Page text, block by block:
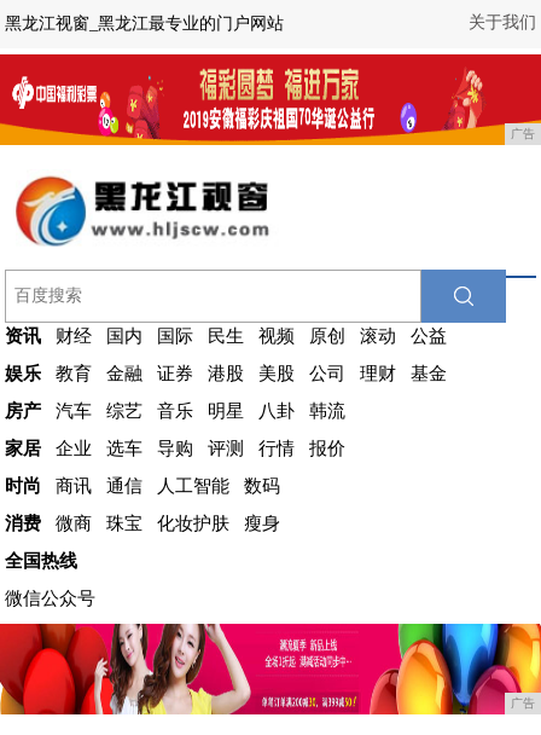
关于我们
黑龙江视窗_黑龙江最专业的门户网站
广告
资讯 财经 国内 国际 民生 视频 原创 滚动
公益
娱乐
教育 金融 证券 港股 美股 公司 理财
基金
房产
汽车 综艺 音乐 明星 八卦
韩流
家居
企业 选车 导购 评测 行情
报价
时尚
商讯 通信 人工智能
数码
消费
微商 珠宝 化妆护肤
瘦身
全国热线
微信公众号
广告